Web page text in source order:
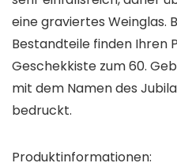
eine graviertes Weinglas.
Bestandteile finden Ihren
Geschekkiste zum 60.
mit dem Namen des
bedruckt.
Produktinformationen: